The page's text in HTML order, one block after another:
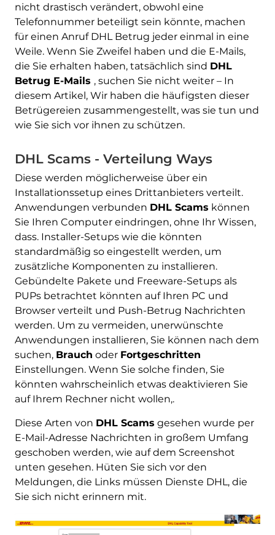
nicht drastisch verändert, obwohl eine
Telefonnummer beteiligt sein könnte, machen
für einen Anruf DHL Betrug jeder einmal in eine
Weile. Wenn Sie Zweifel haben und die E-Mails,
die Sie erhalten haben, tatsächlich sind DHL
Betrug E-Mails , suchen Sie nicht weiter – In
diesem Artikel, Wir haben die häufigsten dieser
Betrügereien zusammengestellt, was sie tun und
wie Sie sich vor ihnen zu schützen.
DHL Scams - Verteilung Ways
Diese werden möglicherweise über ein
Installationssetup eines Drittanbieters verteilt.
Anwendungen verbunden DHL Scams können
Sie Ihren Computer eindringen, ohne Ihr Wissen,
dass. Installer-Setups wie die könnten
standardmäßig so eingestellt werden, um
zusätzliche Komponenten zu installieren.
Gebündelte Pakete und Freeware-Setups als
PUPs betrachtet könnten auf Ihren PC und
Browser verteilt und Push-Betrug Nachrichten
werden. Um zu vermeiden, unerwünschte
Anwendungen installieren, Sie können nach dem
suchen, Brauch oder Fortgeschritten
Einstellungen. Wenn Sie solche finden, Sie
könnten wahrscheinlich etwas deaktivieren Sie
auf Ihrem Rechner nicht wollen,.
Diese Arten von DHL Scams gesehen wurde per
E-Mail-Adresse Nachrichten in großem Umfang
geschoben werden, wie auf dem Screenshot
unten gesehen. Hüten Sie sich vor den
Meldungen, die Links müssen Dienste DHL, die
Sie sich nicht erinnern mit.